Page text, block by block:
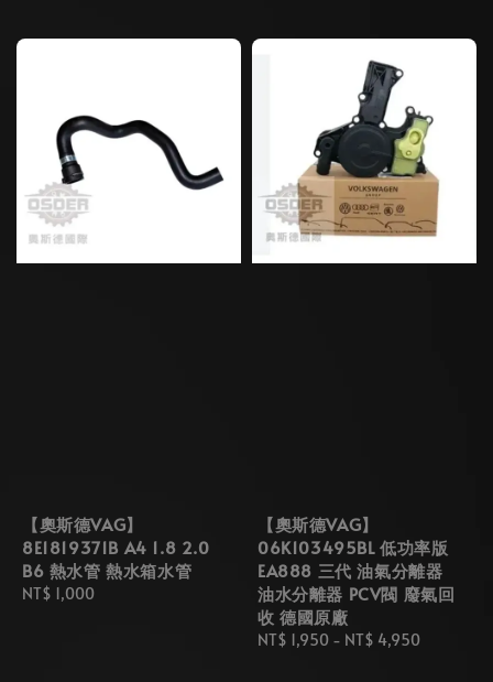
【奧斯德VAG】
8E1819371B A4 1.8 2.0
B6 熱水管 熱水箱水管
Regular
NT$ 1,000
【奧斯德VAG】
06K103495BL 低功率版
EA888 三代 油氣分離器
油水分離器 PCV閥 廢氣回
收 德國原廠
Regular
NT$ 1,950 - NT$ 4,950